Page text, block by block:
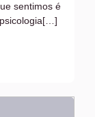
sentimos é